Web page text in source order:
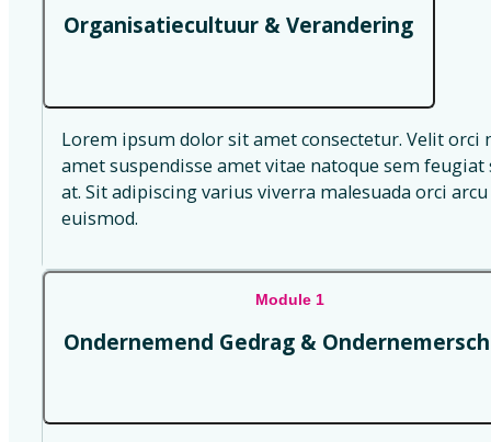
Organisatiecultuur & Verandering
Lorem ipsum dolor sit amet consectetur. Velit
amet suspendisse amet vitae natoque sem
at. Sit adipiscing varius viverra malesuada orci
euismod.
Module 1
Ondernemend Gedrag &